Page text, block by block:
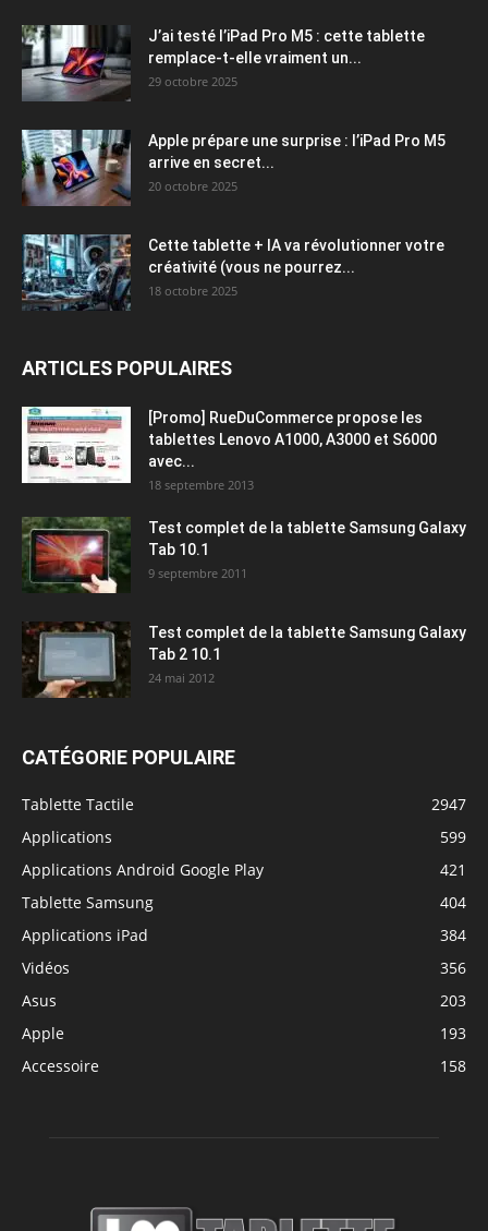
J’ai testé l’iPad Pro M5 : cette tablette
remplace-t-elle vraiment un...
29 octobre 2025
Apple prépare une surprise : l’iPad Pro M5
arrive en secret...
20 octobre 2025
Cette tablette + IA va révolutionner votre
créativité (vous ne pourrez...
18 octobre 2025
ARTICLES POPULAIRES
[Promo] RueDuCommerce propose les
tablettes Lenovo A1000, A3000 et S6000
avec...
18 septembre 2013
Test complet de la tablette Samsung Galaxy
Tab 10.1
9 septembre 2011
Test complet de la tablette Samsung Galaxy
Tab 2 10.1
24 mai 2012
CATÉGORIE POPULAIRE
Tablette Tactile
2947
Applications
599
Applications Android Google Play
421
Tablette Samsung
404
Applications iPad
384
Vidéos
356
Asus
203
Apple
193
Accessoire
158